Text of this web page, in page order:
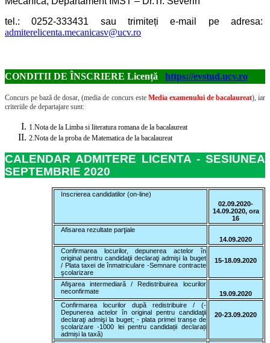
tel.: 0252-333431 sautrimiteți e-mail pe adresa:
admiterelicenta.mecanicasv@ucv.ro
CONDITII DE ÎNSCRIERE Licență https://evstud.ucv.ro
Concurs pe bază de dosar, (media de concurs este Media examenului de bacalaureat), iar
criteriile de departajare sunt:
1. Nota de la Limba si literatura romana de la bacalaureat
2. Nota de la proba de Matematica de la bacalaureat
CALENDAR ADMITERE LICENTA - SESIUNEA
SEPTEMBRIE 2020
Inscrierea candidatilor (on-line)
02.09.2020-
14.09.2020, ora
16
Afisarea rezultate parţiale
14.09.2020
Confirmarea locurilor, depunerea actelor în
original pentru candidaţii declaraţi admişi la buget
/ Plata taxei de înmatriculare -Semnare contracte
şcolarizare
15-18.09.2020
Afişarea intermediară / Redistribuirea locurilor
neconfirmate
19.09.2020
Confirmarea locurilor după redistribuire / (-
Depunerea actelor în original pentru candidaţii
declaraţi admişi la buget; - plata primei tranșe de
școlarizare -1000 lei pentru candidații declarați
admiși la taxă)
20-23.09.2020